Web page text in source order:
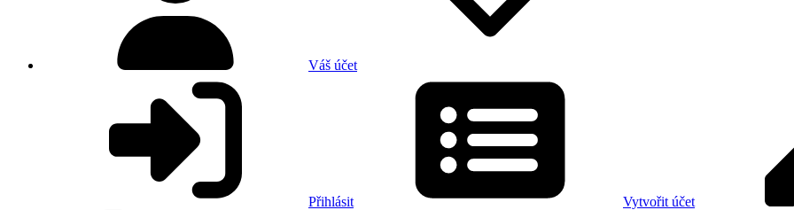
Váš účet
Přihlásit Vytvořit účet